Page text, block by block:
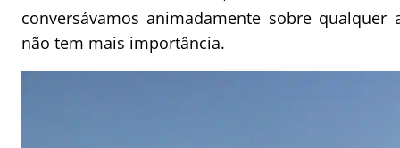
conversávamos animadamente sobre
não tem mais importância.